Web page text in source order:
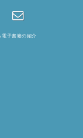
電子書籍の紹介